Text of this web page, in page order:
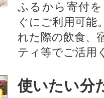
ふるから寄付
ぐにご利用可能
れた際の飲食、
ティ等でご活用
使いたい分